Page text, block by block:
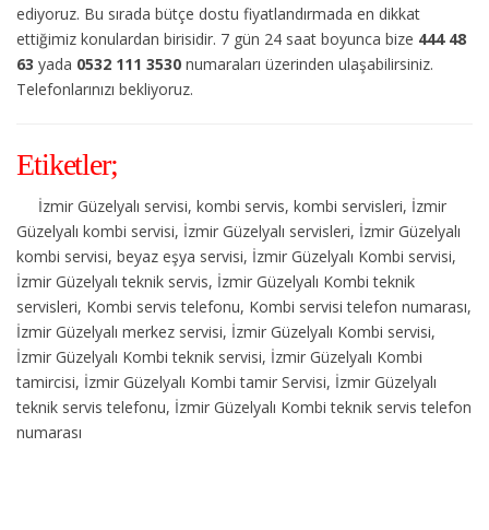
ediyoruz. Bu sırada bütçe dostu fiyatlandırmada en dikkat
ettiğimiz konulardan birisidir. 7 gün 24 saat boyunca bize 444 48
63 yada 0532 111 3530 numaraları üzerinden ulaşabilirsiniz.
Telefonlarınızı bekliyoruz.
Etiketler;
İzmir Güzelyalı servisi, kombi servis, kombi servisleri, İzmir
Güzelyalı kombi servisi, İzmir Güzelyalı servisleri, İzmir Güzelyalı
kombi servisi, beyaz eşya servisi, İzmir Güzelyalı Kombi servisi,
İzmir Güzelyalı teknik servis, İzmir Güzelyalı Kombi teknik
servisleri, Kombi servis telefonu, Kombi servisi telefon numarası,
İzmir Güzelyalı merkez servisi, İzmir Güzelyalı Kombi servisi,
İzmir Güzelyalı Kombi teknik servisi, İzmir Güzelyalı Kombi
tamircisi, İzmir Güzelyalı Kombi tamir Servisi, İzmir Güzelyalı
teknik servis telefonu, İzmir Güzelyalı Kombi teknik servis telefon
numarası